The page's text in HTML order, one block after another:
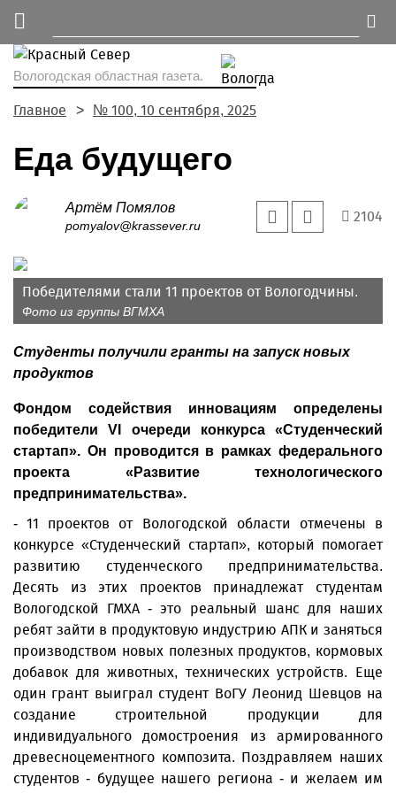
Вологодская областная газета.
Главное № 100, 10 сентября, 2025
Еда будущего
Артём Помялов
pomyalov@krassever.ru
2104
Победителями стали 11 проектов от Вологодчины.
Фото из группы ВГМХА
Студенты получили гранты на запуск новых
продуктов
Фондом содействия инновациям определены
победители VI очереди конкурса «Студенческий
стартап». Он проводится в рамках федерального
проекта «Развитие технологического
предпринимательства».
- 11 проектов от Вологодской области отмечены в
конкурсе «Студенческий стартап», который помогает
развитию студенческого предпринимательства.
Десять из этих проектов принадлежат студентам
Вологодской ГМХА - это реальный шанс для наших
ребят зайти в продуктовую индустрию АПК и заняться
производством новых полезных продуктов, кормовых
добавок для животных, технических устройств. Еще
один грант выиграл студент ВоГУ Леонид Шевцов на
создание строительной продукции для
индивидуального домостроения из армированного
древесноцементного композита. Поздравляем наших
студентов - будущее нашего региона - и желаем им